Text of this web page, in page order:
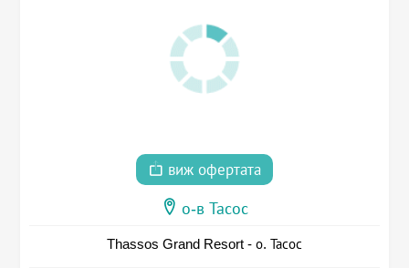
виж офертата
о-в Тасос
Thassos Grand Resort - о. Тасос